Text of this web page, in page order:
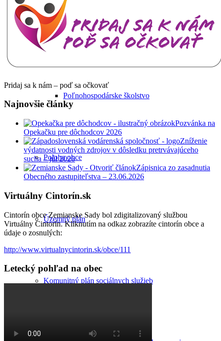
Školstvo
Poľnohospodárske školstvo
Poloha obce
Územný plán
Komunitný plán sociálnych služieb
Pridaj sa k nám – poď sa očkovať
Najnovšie články
Pozvánka na
Opekačku pre dôchodcov 2026
Zníženie
výdatnosti vodných zdrojov v dôsledku pretrvávajúceho
sucha – júl 2026
Zápisnica zo zasadnutia
Obecného zastupiteľstva – 23.06.2026
Virtuálny Cintorín.sk
Cintorín obce Zemianske Sady bol zdigitalizovaný službou
Virtuálny Cintorín. Kliknutím na odkaz zobrazíte cintorín obce a
údaje o zosnulých:
http://www.virtualnycintorin.sk/obce/111
Letecký pohľad na obec